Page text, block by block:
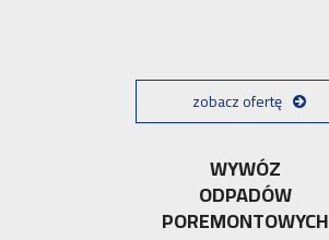
zobacz ofertę
WYWÓZ
ODPADÓW
POREMONTOWYCH